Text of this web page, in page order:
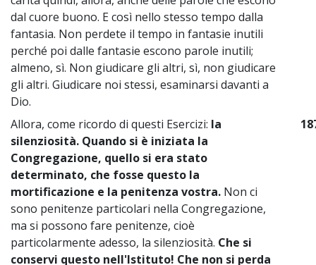
dal cuore buono. E così nello stesso tempo dalla
fantasia. Non perdete il tempo in fantasie inutili
perché poi dalle fantasie escono parole inutili;
almeno, sì. Non giudicare gli altri, sì, non giudicare
gli altri. Giudicare noi stessi, esaminarsi davanti a
Dio.
Allora, come ricordo di questi Esercizi: la
silenziosità. Quando si è iniziata la
Congregazione, quello si era stato
determinato, che fosse questo la
mortificazione e la penitenza vostra. Non ci
sono penitenze particolari nella Congregazione,
ma si possono fare penitenze, cioè
particolarmente adesso, la silenziosità. Che si
conservi questo nell'Istituto! Che non si perda